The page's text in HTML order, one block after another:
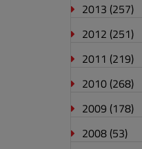
2013 (257)
2012 (251)
2011 (219)
2010 (268)
2009 (178)
2008 (53)